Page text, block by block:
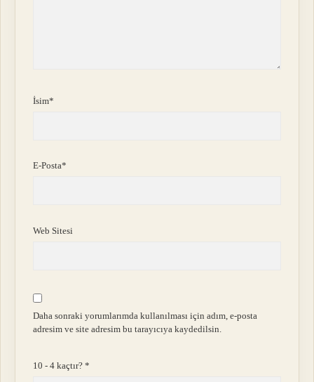
İsim*
E-Posta*
Web Sitesi
Daha sonraki yorumlarımda kullanılması için adım, e-posta
adresim ve site adresim bu tarayıcıya kaydedilsin.
10 - 4 kaçtır?*